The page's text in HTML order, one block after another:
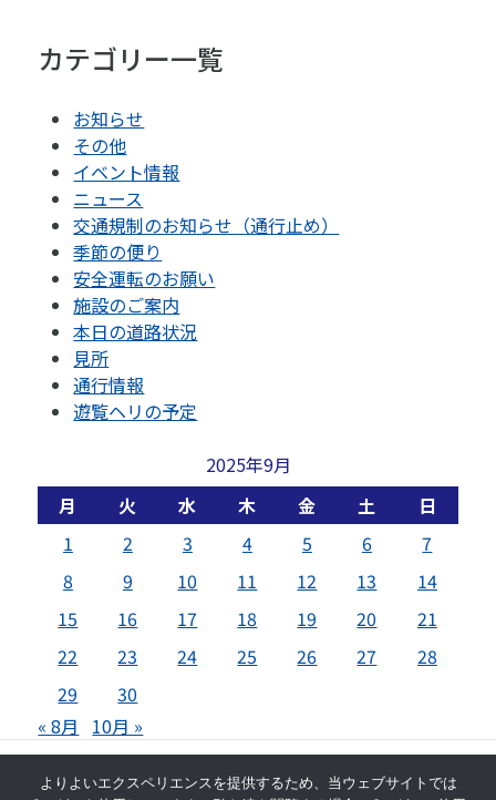
カテゴリー一覧
お知らせ
その他
イベント情報
ニュース
交通規制のお知らせ（通行止め）
季節の便り
安全運転のお願い
施設のご案内
本日の道路状況
見所
通行情報
遊覧ヘリの予定
2025年9月
月
火 水 木 金 土
日
1
2 3 4 5 6
7
8
9 10 11 12 13
14
15
16 17 18 19 20
21
22
23 24 25 26 27
28
29
30
« 8月
10月 »
© 芦ノ湖スカイライン株式会社
よりよいエクスペリエンスを提供するため、当ウェブサイトでは